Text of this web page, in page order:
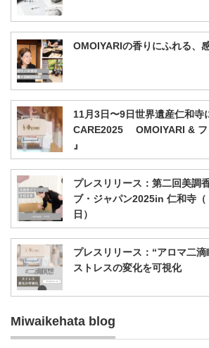
OMOIYARIの香りにふれる、
11月3日〜9日世界遺産仁和寺
CARE2025 OMOIYARI & フ
』
プレスリリース：第二回美調
ブ・ジャパン2025in 仁和寺
日）
プレスリリース：“アロマ二滴
ストレスの変化を可視化
Miwaikehata blog